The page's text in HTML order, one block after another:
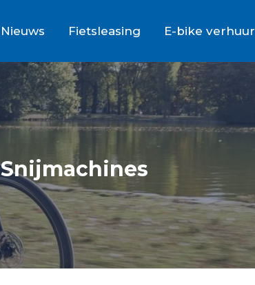
Nieuws Fietsleasing E-bike verhuur
Snijmachines